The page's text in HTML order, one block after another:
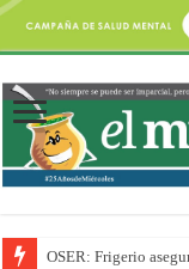
OSER: Frigerio